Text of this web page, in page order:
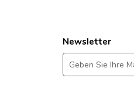
Newsletter